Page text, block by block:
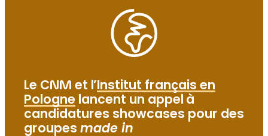
Le CNM et l’ Institut français en
Pologne lancent un appel à
candidatures showcases pour des
groupes made in